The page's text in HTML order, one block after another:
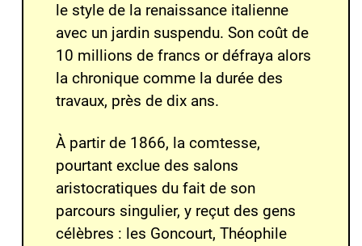
le style de la renaissance italienne
avec un jardin suspendu. Son coût de
10 millions de francs or défraya alors
la chronique comme la durée des
travaux, près de dix ans.
À partir de 1866, la comtesse,
pourtant exclue des salons
aristocratiques du fait de son
parcours singulier, y reçut des gens
célèbres : les Goncourt,Théophile